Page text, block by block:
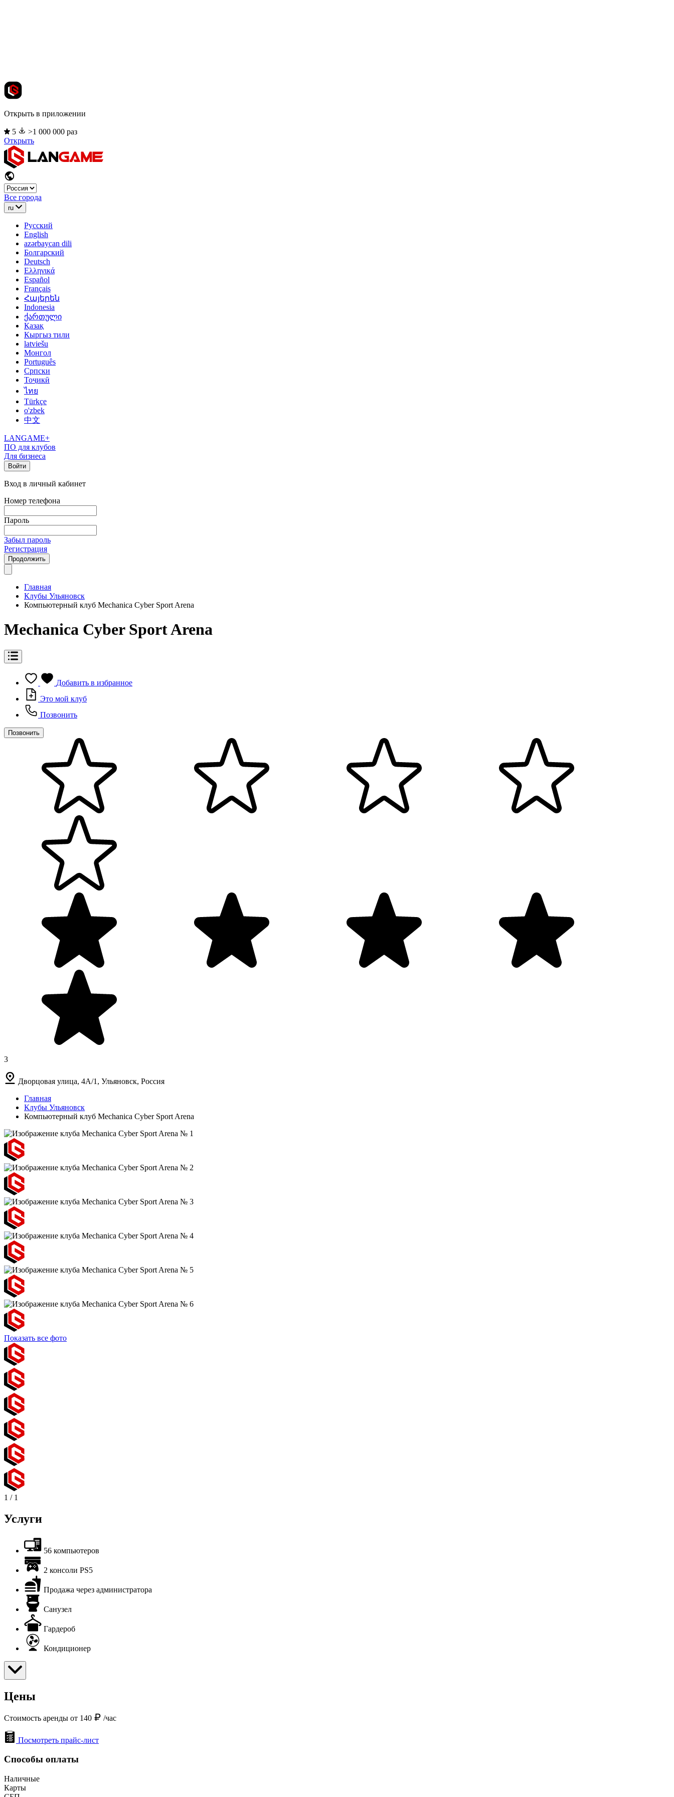
Открыть в приложении
5
>1 000 000 раз
Открыть
Все города
ru
Русский
English
azərbaycan dili
Болгарский
Deutsch
Ελληνικά
Español
Français
Հայերեն
Indonesia
ქართული
Қазақ
Кыргыз тили
latviešu
Монгол
Português
Српски
Тоҷикӣ
ไทย
Türkçe
o'zbek
中文
LANGAME+
ПО для клубов
Для бизнеса
Войти
Вход в личный кабинет
Номер телефона
Пароль
Забыл пароль
Регистрация
Продолжить
Главная
Клубы Ульяновск
Компьютерный клуб Mechanica Cyber Sport Arena
Mechanica Cyber Sport Arena
Добавить в избранное
Это мой клуб
Позвонить
Позвонить
3
Дворцовая улица, 4А/1, Ульяновск, Россия
Главная
Клубы Ульяновск
Компьютерный клуб Mechanica Cyber Sport Arena
Показать все фото
1 / 1
Услуги
56 компьютеров
2 консоли PS5
Продажа через администратора
Санузел
Гардероб
Кондиционер
Цены
Стоимость аренды от 140 /час
Посмотреть прайс-лист
Способы оплаты
Наличные
Карты